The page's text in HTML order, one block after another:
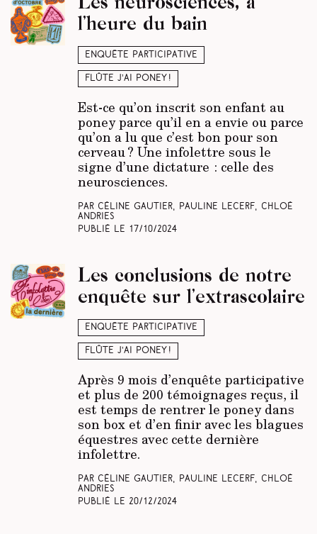
Enquête participative
Flûte j’ai poney !
l’heure du bain
Est-ce qu’on inscrit son enfant au
poney parce qu’il en a envie ou parce
qu’on a lu que c’est bon pour son
cerveau ? Une infolettre sous le
signe d’une dictature : celle des
neurosciences.
Par Céline Gautier, Pauline Lecerf, Chloé
Andries
Publié le 17/10/2024
Enquête participative
Flûte j’ai poney !
Les conclusions de notre
enquête sur l’extrascolaire
Après 9 mois d’enquête participative
et plus de 200 témoignages reçus, il
est temps de rentrer le poney dans
son box et d’en finir avec les blagues
équestres avec cette dernière
infolettre.
Par Céline Gautier, Pauline Lecerf, Chloé
Andries
Publié le 20/12/2024